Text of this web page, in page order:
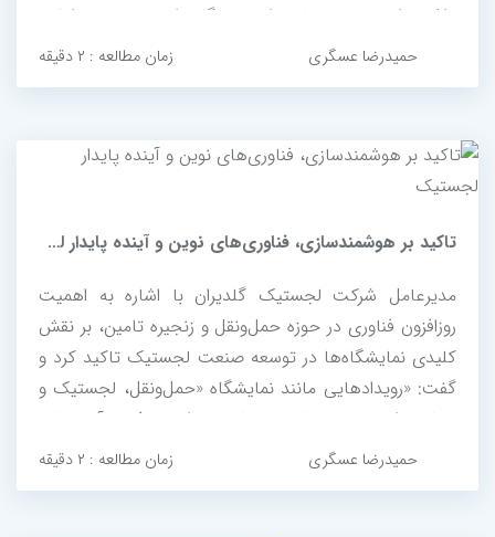
داشت. این حضور، نمادی از تعهد گلدیران به توسعه دانش،
فناوری و نوآوری در صنعت لجستیک کشور است و گامی
حمیدرضا عسگری زمان مطالعه : ۲ دقیقه
تاکید بر هوشمندسازی، فناوری‌های نوین و آینده پایدار لجستیک
مدیرعامل شرکت لجستیک گلدیران با اشاره به اهمیت
روزافزون فناوری در حوزه حمل‌ونقل و زنجیره تامین، بر نقش
کلیدی نمایشگاه‌ها در توسعه صنعت لجستیک تاکید کرد و
گفت: «رویدادهایی مانند نمایشگاه «حمل‌ونقل، لجستیک و
صنایع وابسته» نه‌تنها بستر مناسبی برای معرفی نوآوری‌ها و
تبادل تجربه فراهم می‌کنند، بلکه به ایجاد شبکه‌های
حمیدرضا عسگری زمان مطالعه : ۲ دقیقه